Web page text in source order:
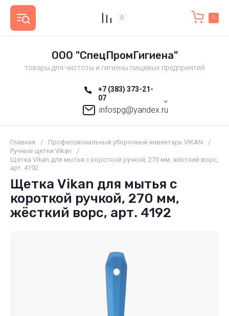
0 0
ООО "СпецПромГигиена"
товары для чистоты и гигиены пищевых предприятий
+7 (383) 373-21-
07
infospg@yandex.ru
Главная / Профессиональный уборочный инвентарь VIKAN
/
Ручные щетки Vikan
/
Щетка Vikan для мытья с короткой ручкой, 270 мм, жёсткий ворс,
арт. 4192
Щетка Vikan для мытья с
короткой ручкой, 270 мм,
жёсткий ворс, арт. 4192